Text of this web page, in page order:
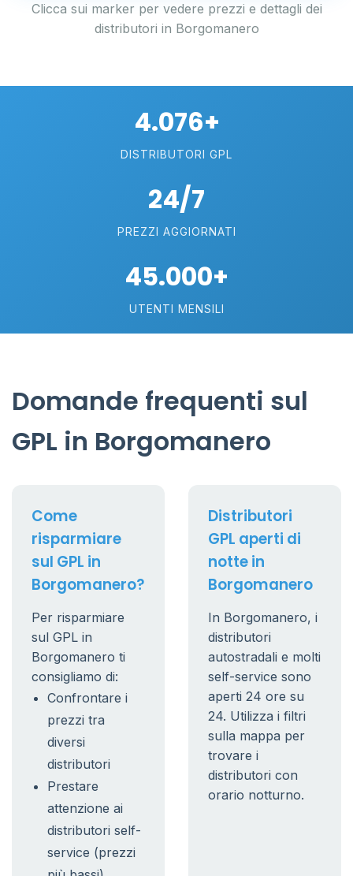
Clicca sui marker per vedere prezzi e dettagli dei
distributori in Borgomanero
4.076+
DISTRIBUTORI GPL
24/7
PREZZI AGGIORNATI
45.000+
UTENTI MENSILI
Domande frequenti sul
GPL in Borgomanero
Come
risparmiare
sul GPL in
Borgomanero?
Per risparmiare
sul GPL in
Borgomanero ti
consigliamo di:
Confrontare i
prezzi tra
diversi
distributori
Prestare
attenzione ai
distributori self-
service (prezzi
Distributori
GPL aperti di
notte in
Borgomanero
In Borgomanero, i
distributori
autostradali e molti
self-service sono
aperti 24 ore su
24. Utilizza i filtri
sulla mappa per
trovare i
distributori con
orario notturno.